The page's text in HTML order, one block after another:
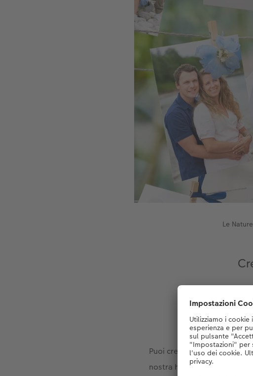
Le
Puoi creare le Nature
nostra homepage.